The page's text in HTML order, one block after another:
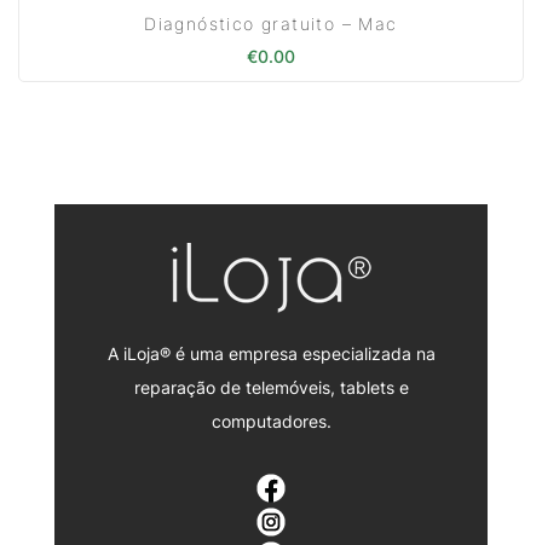
Diagnóstico gratuito – Mac
€0.00
A iLoja® é uma empresa especializada na
reparação de telemóveis, tablets e
computadores.